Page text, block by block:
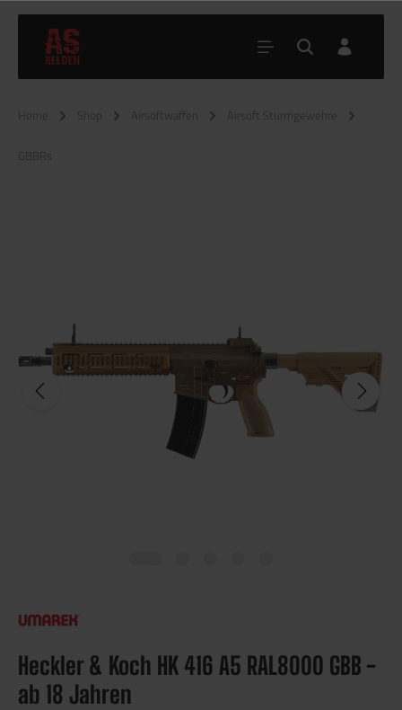
Home Shop Airsoftwaffen Airsoft Sturmgewehre
GBBRs
Heckler & Koch HK 416 A5 RAL8000 GBB -
ab 18 Jahren